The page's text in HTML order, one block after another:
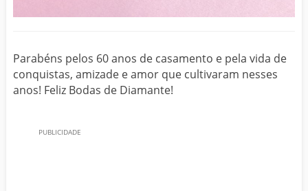
Parabéns pelos 60 anos de casamento e pela vida de
conquistas, amizade e amor que cultivaram nesses
anos! Feliz Bodas de Diamante!